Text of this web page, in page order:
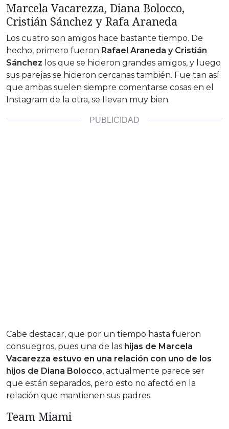
Marcela Vacarezza, Diana Bolocco,
Cristián Sánchez y Rafa Araneda
Los cuatro son amigos hace bastante tiempo. De
hecho, primero fueron Rafael Araneda y Cristián
Sánchez los que se hicieron grandes amigos, y luego
sus parejas se hicieron cercanas también. Fue tan así
que ambas suelen siempre comentarse cosas en el
Instagram de la otra, se llevan muy bien.
Cabe destacar, que por un tiempo hasta fueron
consuegros, pues una de las hijas de Marcela
Vacarezza estuvo en una relación con uno de los
hijos de Diana Bolocco, actualmente parece ser
que están separados, pero esto no afectó en la
relación que mantienen sus padres.
Team Miami